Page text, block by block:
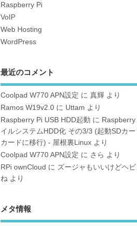
Raspberry Pi
VoIP
Web Hosting
WordPress
最近のコメント
Coolpad W770 APN設定 に真輝 より
Ramos W19v2.0 に Uttam より
Raspberry Pi USB HDD起動 に Raspberry
イルシステムHDD化 その3/3 (起動SDカー
カードに移行) - 屋根裏Linux より
Coolpad W770 APN設定 に さら より
RPi ownCloud に ズージャもいいけどヘビ
ね より
メタ情報